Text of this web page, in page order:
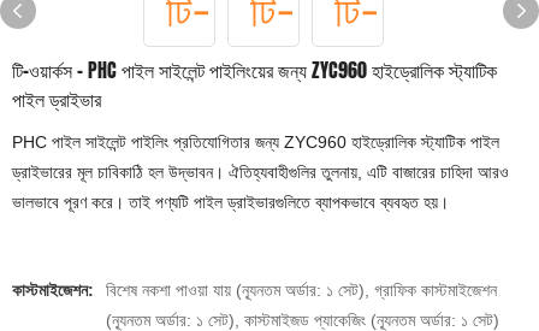
টি-ওয়ার্কস - PHC পাইল সাইলেন্ট পাইলিংয়ের জন্য ZYC960 হাইড্রোলিক স্ট্যাটিক
পাইল ড্রাইভার
PHC পাইল সাইলেন্ট পাইলিং প্রতিযোগিতার জন্য ZYC960 হাইড্রোলিক স্ট্যাটিক পাইল
ড্রাইভারের মূল চাবিকাঠি হল উদ্ভাবন। ঐতিহ্যবাহীগুলির তুলনায়, এটি বাজারের চাহিদা আরও
ভালভাবে পূরণ করে। তাই পণ্যটি পাইল ড্রাইভারগুলিতে ব্যাপকভাবে ব্যবহৃত হয়।
কাস্টমাইজেশন:
বিশেষ নকশা পাওয়া যায় (ন্যূনতম অর্ডার: ১ সেট), গ্রাফিক কাস্টমাইজেশন
(ন্যূনতম অর্ডার: ১ সেট), কাস্টমাইজড প্যাকেজিং (ন্যূনতম অর্ডার: ১ সেট)